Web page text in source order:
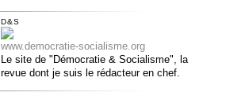
D&S
www.democratie-socialisme.org
Le site de "Démocratie & Socialisme", la
revue dont je suis le rédacteur en chef.